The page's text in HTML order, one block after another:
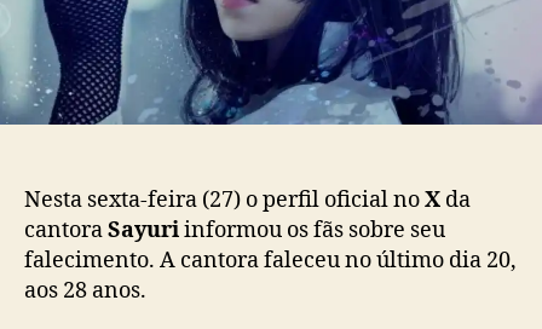
c
a
ã
o
c
i
a
l
n
f
i
Nesta sexta-feira (27) o perfil oficial noX da
cantoraSayuriinformou os fãs sobre seu
falecimento. A cantora faleceu no último dia 20,
aos 28 anos.